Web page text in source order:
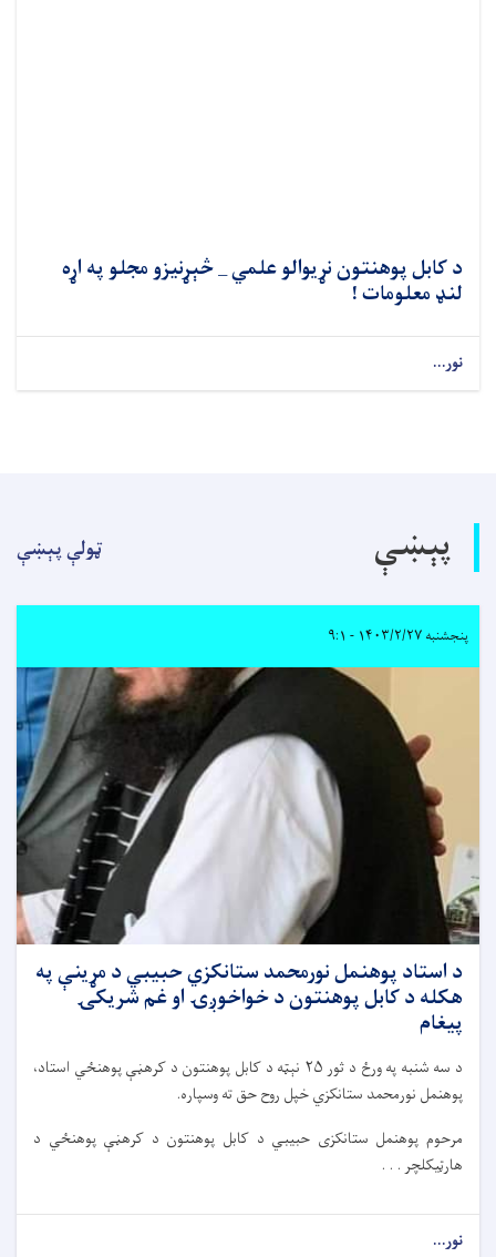
د کابل پوهنتون نړیوالو علمي _ څېړنیزو مجلو په اړه
لنډ معلومات !
نور...
پېښې ټولې پېښې
پنجشنبه ۱۴۰۳/۲/۲۷ - ۹:۱
د استاد پوهنمل نورمحمد ستانکزي حبیبي د مړینې په
هکله د کابل پوهنتون د خواخوږۍ او غم شریکۍ
پیغام
د سه شنبه په ورځ د ثور ۲۵ نېټه د کابل پوهنتون د کرهڼې پوهنځي استاد،
پوهنمل نورمحمد ستانکزي خپل روح حق ته وسپاره.
مرحوم پوهنمل ستانکزی حبیبي د کابل پوهنتون د کرهڼې پوهنځي د
هارټیکلچر . . .
نور...